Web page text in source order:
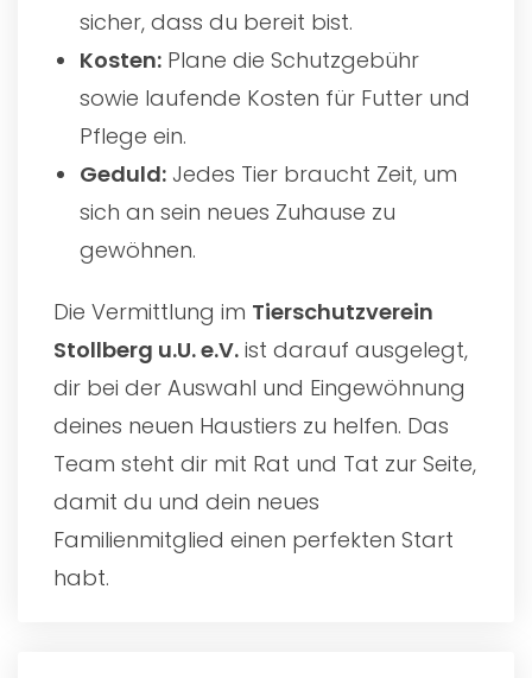
sicher, dass du bereit bist.
Kosten: Plane die Schutzgebühr
sowie laufende Kosten für Futter und
Pflege ein.
Geduld: Jedes Tier braucht Zeit, um
sich an sein neues Zuhause zu
gewöhnen.
Die Vermittlung im Tierschutzverein
Stollberg u.U. e.V. ist darauf ausgelegt,
dir bei der Auswahl und Eingewöhnung
deines neuen Haustiers zu helfen. Das
Team steht dir mit Rat und Tat zur Seite,
damit du und dein neues
Familienmitglied einen perfekten Start
habt.